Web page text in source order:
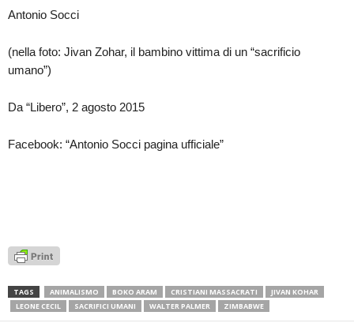
Antonio Socci
(nella foto: Jivan Zohar, il bambino vittima di un “sacrificio
umano”)
Da “Libero”, 2 agosto 2015
Facebook: “Antonio Socci pagina ufficiale”
TAGS ANIMALISMO BOKO ARAM CRISTIANI MASSACRATI
JIVAN KOHAR
LEONE CECIL
SACRIFICI UMANI WALTER PALMER ZIMBABWE